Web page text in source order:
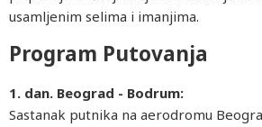
usamljenim selima i imanjima.
Program Putovanja
1. dan. Beograd - Bodrum:
Sastanak putnika na aerodromu